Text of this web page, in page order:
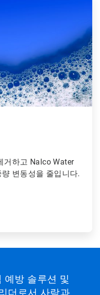
거하고 Nalco Water
변동성을 줄입니다.
예방 솔루션 및